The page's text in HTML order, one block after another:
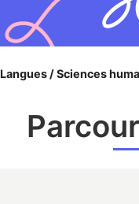
/ Sciences